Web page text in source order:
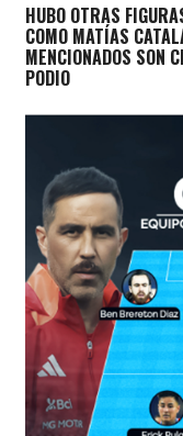
HUBO OTRAS
COMO MATÍAS
MENCIONADOS SON
PODIO